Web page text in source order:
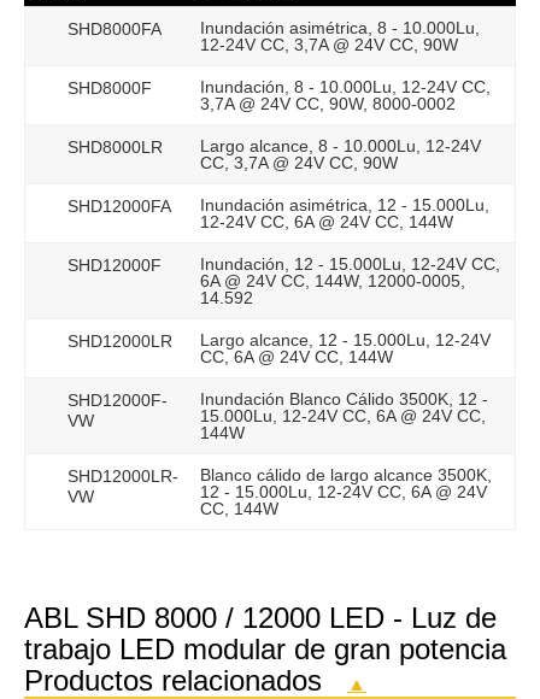
SHD8000FA
Inundación asimétrica, 8 - 10.000Lu,
12-24V CC, 3,7A @ 24V CC, 90W
SHD8000F
Inundación, 8 - 10.000Lu, 12-24V CC,
3,7A @ 24V CC, 90W, 8000-0002
SHD8000LR
Largo alcance, 8 - 10.000Lu, 12-24V
CC, 3,7A @ 24V CC, 90W
SHD12000FA
Inundación asimétrica, 12 - 15.000Lu,
12-24V CC, 6A @ 24V CC, 144W
SHD12000F
Inundación, 12 - 15.000Lu, 12-24V CC,
6A @ 24V CC, 144W, 12000-0005,
14.592
SHD12000LR
Largo alcance, 12 - 15.000Lu, 12-24V
CC, 6A @ 24V CC, 144W
SHD12000F-
VW
Inundación Blanco Cálido 3500K, 12 -
15.000Lu, 12-24V CC, 6A @ 24V CC,
144W
SHD12000LR-
VW
Blanco cálido de largo alcance 3500K,
12 - 15.000Lu, 12-24V CC, 6A @ 24V
CC, 144W
ABL SHD 8000 / 12000 LED - Luz de
trabajo LED modular de gran potencia
Productos relacionados
▲